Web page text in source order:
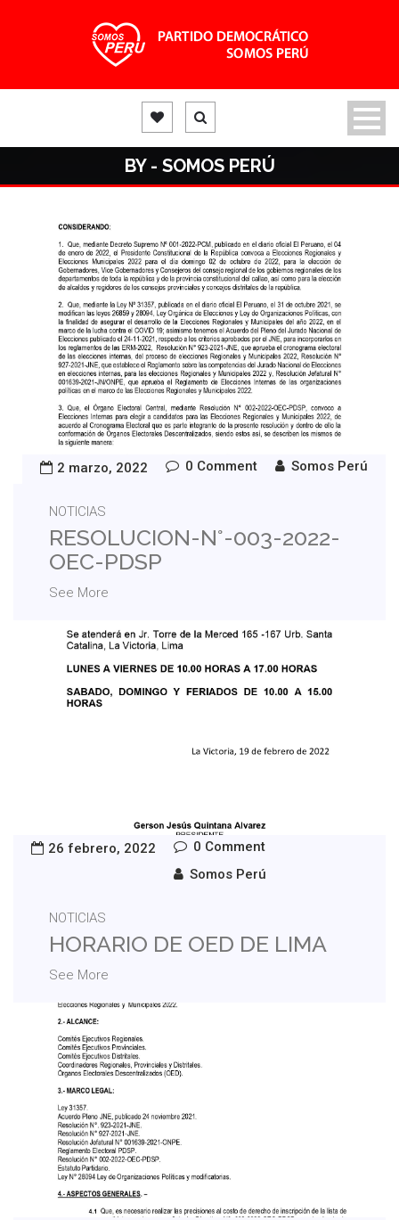
BY - SOMOS PERÚ
2 marzo, 2022 0 Comment Somos Perú
NOTICIAS
RESOLUCION-N°-003-2022-
OEC-PDSP
See More
26 febrero, 2022
0 Comment
Somos Perú
NOTICIAS
HORARIO DE OED DE LIMA
See More